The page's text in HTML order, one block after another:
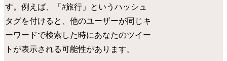
す。例えば、「#旅行」というハッシュ
タグを付けると、他のユーザーが同じキ
ーワードで検索した時にあなたのツイー
トが表示される可能性があります。